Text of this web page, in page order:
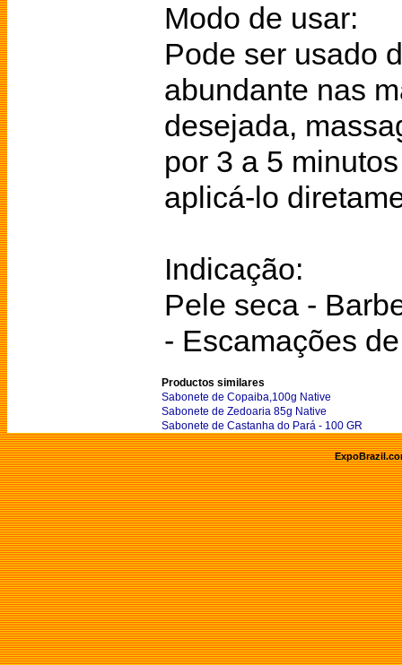
Modo de usar:
Pode ser usado
abundante nas
desejada,
por 3 a 5
aplicá-lo
Indicação:
Pele seca -
- Escamações
Productos similares
Sabonete de Copaiba,100g Native
Sabonete de Zedoaria 85g Native
Sabonete de Castanha do Pará - 100 GR